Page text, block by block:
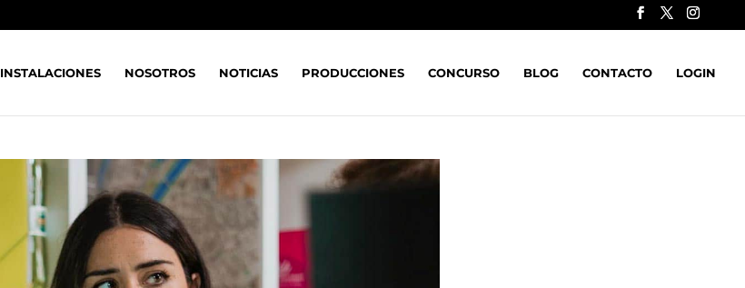
INSTALACIONES NOSOTROS NOTICIAS PRODUCCIONES CONCURSO BLOG CONTACTO LOGIN